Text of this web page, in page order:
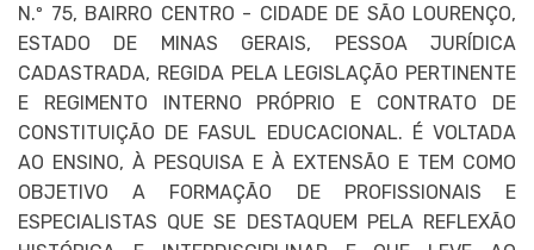
N.º 75, BAIRRO CENTRO - CIDADE DE SÃO LOURENÇO,
ESTADO DE MINAS GERAIS, PESSOA JURÍDICA
CADASTRADA, REGIDA PELA LEGISLAÇÃO PERTINENTE
E REGIMENTO INTERNO PRÓPRIO E CONTRATO DE
CONSTITUIÇÃO DE FASUL EDUCACIONAL. É VOLTADA
AO ENSINO, À PESQUISA E À EXTENSÃO E TEM COMO
OBJETIVO A FORMAÇÃO DE PROFISSIONAIS E
ESPECIALISTAS QUE SE DESTAQUEM PELA REFLEXÃO